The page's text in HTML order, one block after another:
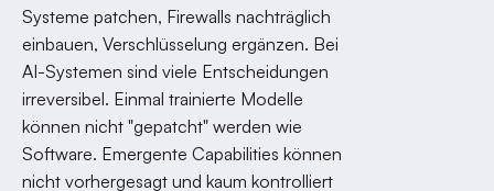
Systeme patchen, Firewalls nachträglich
einbauen, Verschlüsselung ergänzen. Bei
AI-Systemen sind viele Entscheidungen
irreversibel. Einmal trainierte Modelle
können nicht "gepatcht" werden wie
Software. Emergente Capabilities können
nicht vorhergesagt und kaum kontrolliert